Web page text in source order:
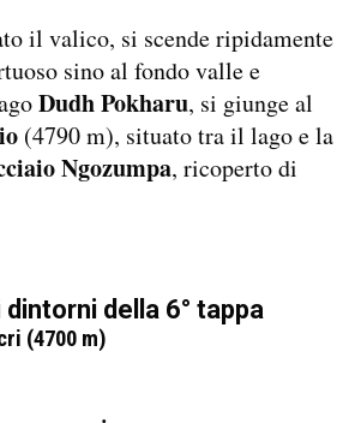
il valico, si scende ripidamente
sino al fondo valle e
Dudh Pokharu, si giunge al
(4790 m), situato tra il lago e la
Ngozumpa, ricoperto di
della 6° tappa
(4700 m)